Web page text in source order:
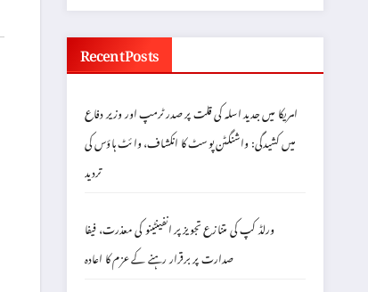
Recent Posts
امریکا میں جدید اسلہ کی قلت پر صدر ٹرمپ اور وزیر دفاع
میں کشیدگی: واشنگٹن پوسٹ کا انکشاف، وائٹ ہاؤس کی
تردید
ورلڈ کپ کی متنازع تجویز پر انفینٹینو کی معذرت، فیفا
صدارت پر برقرار رہنے کے عزم کا اعادہ